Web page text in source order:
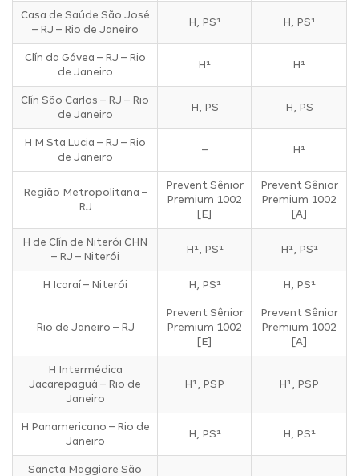
Casa de Saúde São José
– RJ – Rio de Janeiro
H, PS¹ H, PS¹
Clín da Gávea – RJ – Rio
de Janeiro
H¹ H¹
Clín São Carlos – RJ – Rio
de Janeiro
H, PS H, PS
H M Sta Lucia – RJ – Rio
de Janeiro
– H¹
Região Metropolitana –
RJ
Prevent Sênior
Premium 1002
[E]
Prevent Sênior
Premium 1002
[A]
H de Clín de Niterói CHN
– RJ – Niterói
H¹, PS¹ H¹, PS¹
H Icaraí – Niterói H, PS¹ H, PS¹
Rio de Janeiro – RJ
Prevent Sênior
Premium 1002
[E]
Prevent Sênior
Premium 1002
[A]
H Intermédica
Jacarepaguá – Rio de
Janeiro
H¹, PSP H¹, PSP
H Panamericano – Rio de
Janeiro
H, PS¹ H, PS¹
Sancta Maggiore São